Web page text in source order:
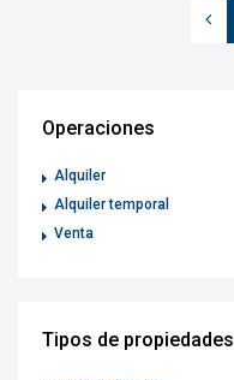
Operaciones
Alquiler
Alquiler temporal
Venta
Tipos de propiedades